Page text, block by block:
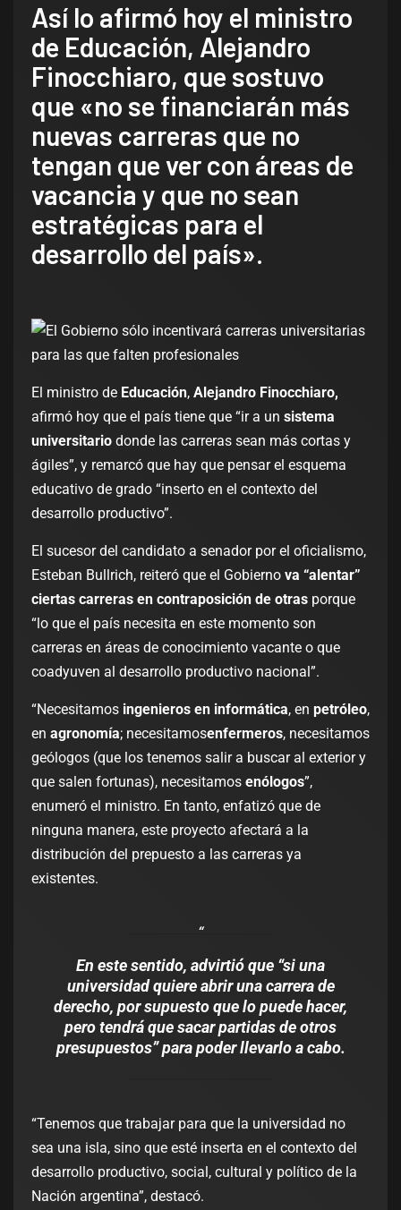
Así lo afirmó hoy el ministro
de Educación, Alejandro
Finocchiaro, que sostuvo
que «no se financiarán más
nuevas carreras que no
tengan que ver con áreas de
vacancia y que no sean
estratégicas para el
desarrollo del país».
El ministro de Educación, Alejandro Finocchiaro,
afirmó hoy que el país tiene que “ir a un sistema
universitario donde las carreras sean más cortas y
ágiles”, y remarcó que hay que pensar el esquema
educativo de grado “inserto en el contexto del
desarrollo productivo”.
El sucesor del candidato a senador por el oficialismo,
Esteban Bullrich, reiteró que el Gobierno va “alentar”
ciertas carreras en contraposición de otras porque
“lo que el país necesita en este momento son
carreras en áreas de conocimiento vacante o que
coadyuven al desarrollo productivo nacional”.
“Necesitamos ingenieros en informática, en petróleo,
en agronomía; necesitamosenfermeros, necesitamos
geólogos (que los tenemos salir a buscar al exterior y
que salen fortunas), necesitamos enólogos”,
enumeró el ministro. En tanto, enfatizó que de
ninguna manera, este proyecto afectará a la
distribución del prepuesto a las carreras ya
existentes.
En este sentido, advirtió que “si una
universidad quiere abrir una carrera de
derecho, por supuesto que lo puede hacer,
pero tendrá que sacar partidas de otros
presupuestos” para poder llevarlo a cabo.
“Tenemos que trabajar para que la universidad no
sea una isla, sino que esté inserta en el contexto del
desarrollo productivo, social, cultural y político de la
Nación argentina”, destacó.